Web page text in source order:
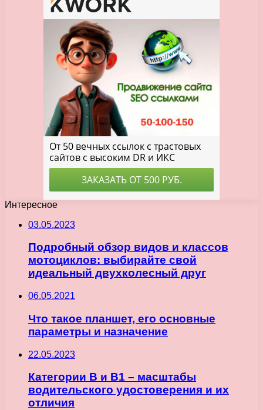
Интересное
03.05.2023
Подробный обзор видов и классов
мотоциклов: выбирайте свой
идеальный двухколесный друг
06.05.2021
Что такое планшет, его основные
параметры и назначение
22.05.2023
Категории B и B1 – масштабы
водительского удостоверения и их
отличия